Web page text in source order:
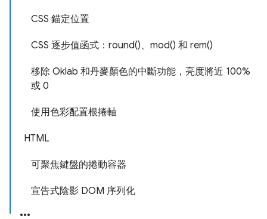
CSS 錨定位置
CSS 逐步值函式：round()、mod() 和 rem()
移除 Oklab 和丹麥顏色的中斷功能，亮度將近 100%
或 0
使用色彩配置根捲軸
HTML
可聚焦鍵盤的捲動容器
宣告式陰影 DOM 序列化